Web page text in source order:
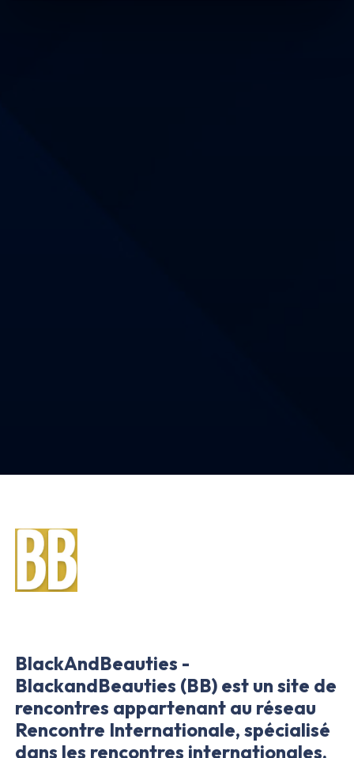
BlackAndBeauties -
BlackandBeauties (BB) est un site de
rencontres appartenant au réseau
Rencontre Internationale, spécialisé
dans les rencontres internationales.